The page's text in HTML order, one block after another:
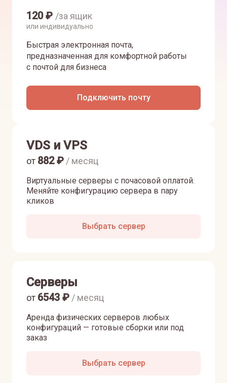
120₽ /за ящик
или индивидуально
Быстрая электронная почта,
предназначенная для комфортной работы
с почтой для бизнеса
Подключить почту
VDS и VPS
Виртуальные серверы с почасовой оплатой.
Меняйте конфигурацию сервера в пару
кликов
от 882₽ / месяц
Выбрать сервер
Серверы
Аренда физических серверов любых
конфигураций — готовые сборки или под
заказ
от 6543 ₽ / месяц
Выбрать сервер